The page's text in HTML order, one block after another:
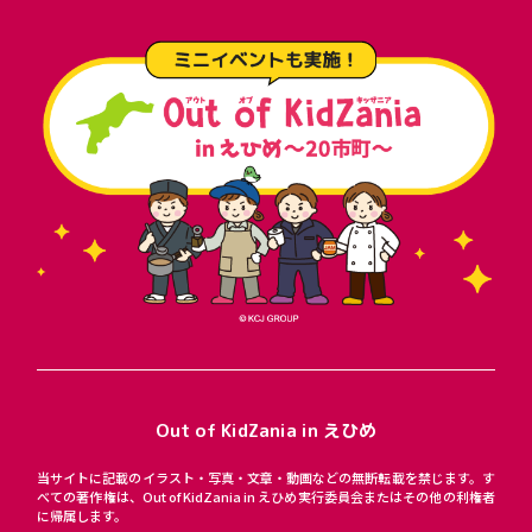
Out of KidZania in えひめ
当サイトに記載のイラスト・写真・文章・動画などの無断転載を禁じます。す
べての著作権は、Out of KidZania in えひめ実行委員会またはその他の利権者
に帰属します。